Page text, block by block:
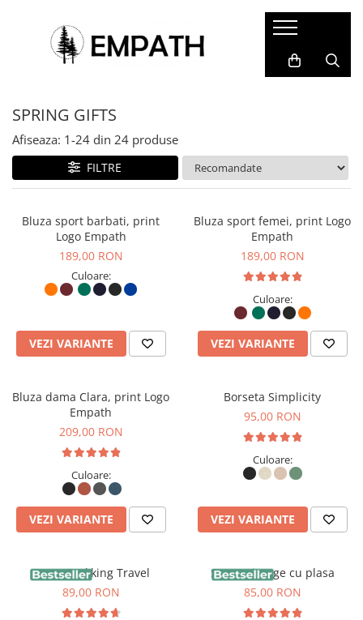
FEMEI
Bluze
Camasi
Hanorace
Geci
Pantaloni
BĂRBAȚI
Bluze
Camasi
Hanorace
Geci
Pantaloni
COPII
Bluze&Hanorace
Pantaloni
Fesuri
ACCESORII
Caiete și agende
Sacoșe
Rucsacuri, genți și borsete
Portfarduri și portofele
Șepci și pălării
Alte accesorii
Home&Deco
COLABORĂRI
Colectia Folklore
Snow Collection
SPRING GIFTS
Afiseaza: 1-24 din 24 produse
FILTRE
Bluza sport barbati, print
Logo Empath
189,00 RON
Culoare:
VEZI VARIANTE
Bluza sport femei, print Logo
Empath
189,00 RON
Culoare:
VEZI VARIANTE
Bluza dama Clara, print Logo
Empath
209,00 RON
Culoare:
VEZI VARIANTE
Borseta Simplicity
95,00 RON
Culoare:
VEZI VARIANTE
Sapca Trekking Travel
89,00 RON
Sapca vintage cu plasa
85,00 RON